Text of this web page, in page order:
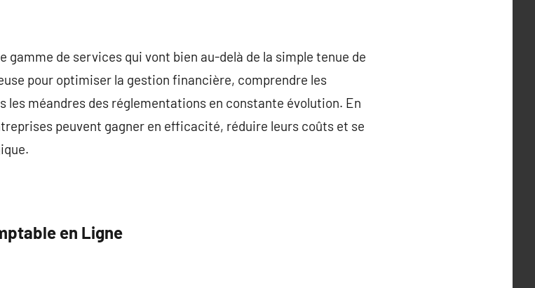
de services qui vont bien au-delà de la simple tenue de
pour optimiser la gestion financière, comprendre les
les méandres des réglementations en constante évolution. En
peuvent gagner en efficacité, réduire leurs coûts et se
en Ligne